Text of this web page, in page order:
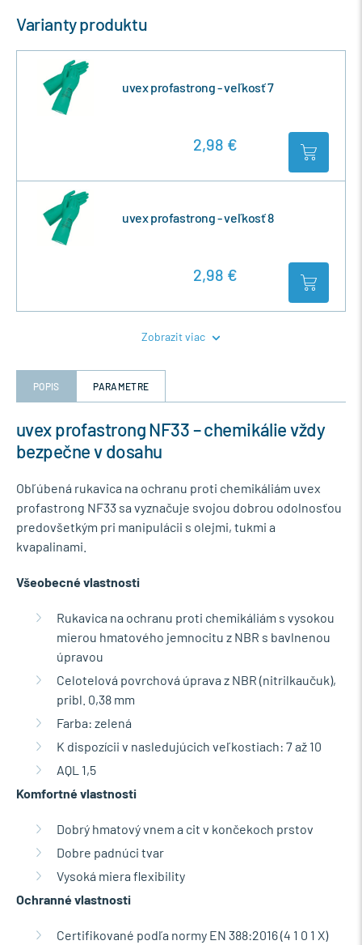
Varianty produktu
uvex profastrong - veľkosť 7
2,98 €
uvex profastrong - veľkosť 8
2,98 €
Zobrazit viac
POPIS PARAMETRE
uvex profastrong NF33 – chemikálie vždy
bezpečne v dosahu
Obľúbená rukavica na ochranu proti chemikáliám uvex
profastrong NF33 sa vyznačuje svojou dobrou odolnosťou
predovšetkým pri manipulácii s olejmi, tukmi a
kvapalinami.
Všeobecné vlastnosti
Rukavica na ochranu proti chemikáliám s vysokou
mierou hmatového jemnocitu z NBR s bavlnenou
úpravou
Celotelová povrchová úprava z NBR (nitrilkaučuk),
pribl. 0,38 mm
Farba: zelená
K dispozícii v nasledujúcich veľkostiach: 7 až 10
AQL 1,5
Komfortné vlastnosti
Dobrý hmatový vnem a cit v končekoch prstov
Dobre padnúci tvar
Vysoká miera flexibility
Ochranné vlastnosti
Certifikované podľa normy EN 388:2016 (4 1 0 1 X)